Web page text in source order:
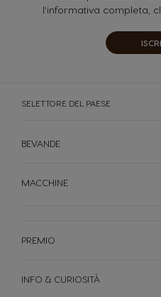
l'informativa completa,
SELETTORE DEL PAESE
BEVANDE
MACCHINE
PREMIO
INFO & CURIOSITÀ